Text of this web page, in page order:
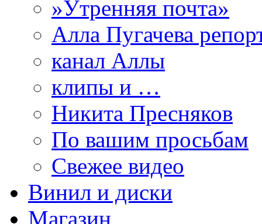
»Утренняя почта»
Алла Пугачева
канал Аллы
клипы и …
Никита Пресняков
По вашим просьбам
Свежее видео
Винил и диски
Магазин